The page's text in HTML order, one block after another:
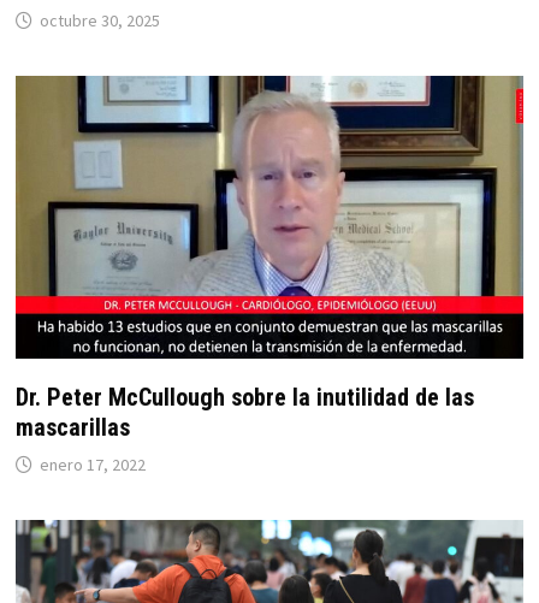
octubre 30, 2025
Dr. Peter McCullough sobre la inutilidad de las
mascarillas
enero 17, 2022